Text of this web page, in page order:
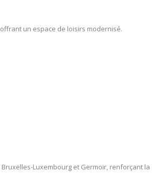
un espace de loisirs modernisé.
Luxembourg et Germoir, renforçant la